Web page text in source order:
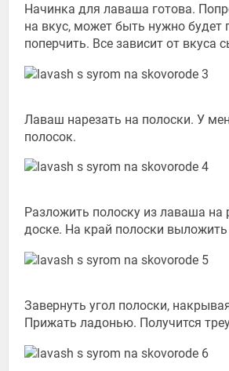
Начинка для лаваша готова.
на вкус, может быть нужно будет
поперчить. Все зависит от вкуса
Лаваш нарезать на полоски. У
полосок.
Разложить полоску из лаваша на
доске. На край полоски выложить
Завернуть угол полоски,
Прижать ладонью. Получится